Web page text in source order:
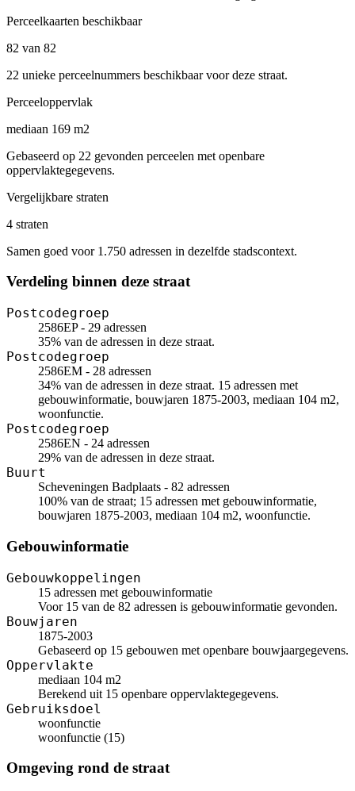
Perceelkaarten beschikbaar
82 van 82
22 unieke perceelnummers beschikbaar voor deze straat.
Perceeloppervlak
mediaan 169 m2
Gebaseerd op 22 gevonden perceelen met openbare
oppervlaktegegevens.
Vergelijkbare straten
4 straten
Samen goed voor 1.750 adressen in dezelfde stadscontext.
Verdeling binnen deze straat
Postcodegroep
2586EP - 29 adressen
35% van de adressen in deze straat.
Postcodegroep
2586EM - 28 adressen
34% van de adressen in deze straat. 15 adressen met
gebouwinformatie, bouwjaren 1875-2003, mediaan 104 m2,
woonfunctie.
Postcodegroep
2586EN - 24 adressen
29% van de adressen in deze straat.
Buurt
Scheveningen Badplaats - 82 adressen
100% van de straat; 15 adressen met gebouwinformatie,
bouwjaren 1875-2003, mediaan 104 m2, woonfunctie.
Gebouwinformatie
Gebouwkoppelingen
15 adressen met gebouwinformatie
Voor 15 van de 82 adressen is gebouwinformatie gevonden.
Bouwjaren
1875-2003
Gebaseerd op 15 gebouwen met openbare bouwjaargegevens.
Oppervlakte
mediaan 104 m2
Berekend uit 15 openbare oppervlaktegegevens.
Gebruiksdoel
woonfunctie
woonfunctie (15)
Omgeving rond de straat